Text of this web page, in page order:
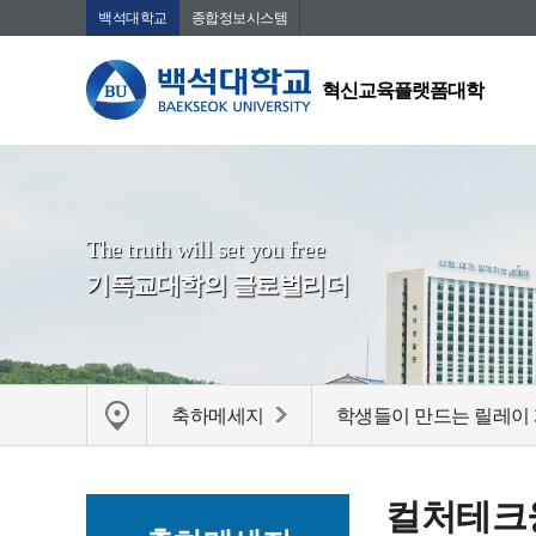
백석대학교 종합정보시스템
혁신교육플랫폼대학
The truth will set you free
기독교대학의 글로벌리더
축하메세지 학생들이 만드는 릴레이
컬처테